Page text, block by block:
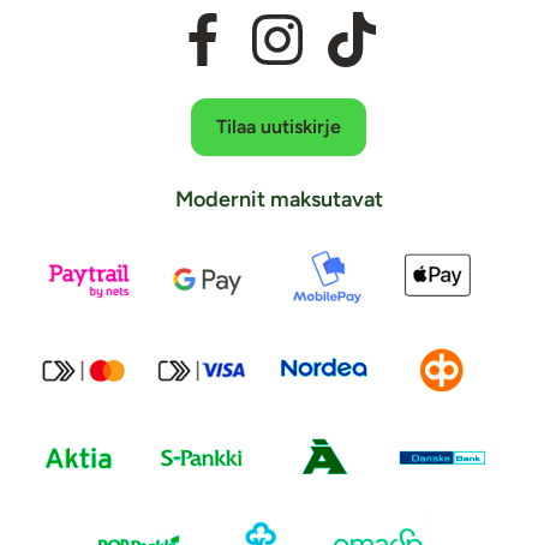
Tilaa uutiskirje
Modernit maksutavat